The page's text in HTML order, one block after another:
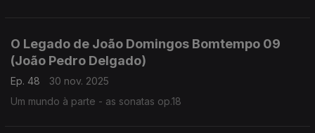
O Legado de João Domingos Bomtempo 09
(João Pedro Delgado)
Ep. 48
30 nov. 2025
Um mundo à parte - as sonatas op.18